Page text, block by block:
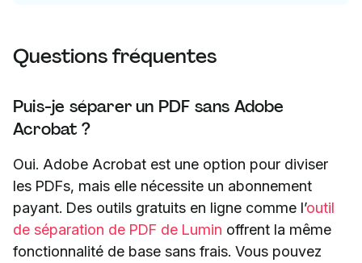
Questions fréquentes
Puis-je séparer un PDF sans Adobe
Acrobat ?
Oui. Adobe Acrobat est une option pour diviser
les PDFs, mais elle nécessite un abonnement
payant. Des outils gratuits en ligne comme l’outil
de séparation de PDF de Lumin offrent la même
fonctionnalité de base sans frais. Vous pouvez